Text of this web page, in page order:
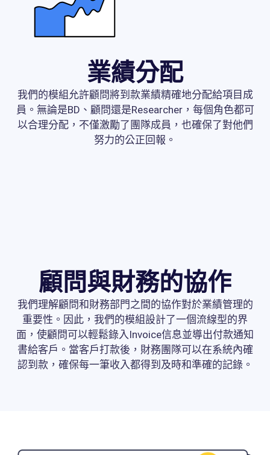
業績分配
我們的模組允許顧問將到款業績精確地分配給項目成
員。無論是BD、顧問還是Researcher，每個角色都可
以合理分配，不僅激勵了團隊成員，也確保了對他們
努力的公正回報。
顧問與財務的協作
我們理解顧問和財務部門之間的協作對於業績管理的
重要性。因此，我們的模組設計了一個流線型的界
面，使顧問可以輕鬆錄入Invoice信息並導出付款通知
書給客戶。當客戶打款後，財務團隊可以在系統內確
認到款，確保每一筆收入都得到及時和準確的記錄。